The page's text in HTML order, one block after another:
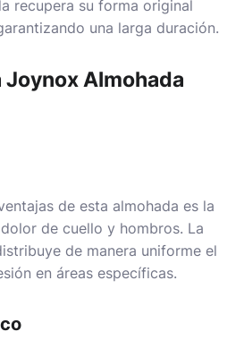
recupera su forma original
una larga duración.
Almohada
de esta almohada es la
de cuello y hombros. La
de manera uniforme el
en áreas específicas.